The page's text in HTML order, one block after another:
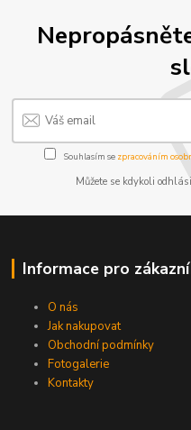
Souhlasím se zpracováním
Můžete se kdykoli
Informace pro
O nás
Jak nakupovat
Obchodní podmínky
Fotogalerie
Kontakty